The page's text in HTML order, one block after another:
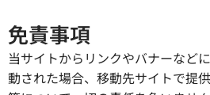
免責事項
当サイトからリンクやバナーなど
動された場合、移動先サイトで提